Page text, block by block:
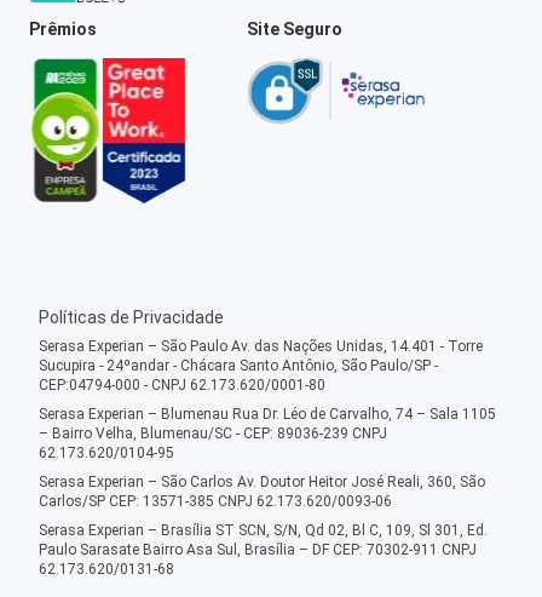
Prêmios Site Seguro
Políticas de Privacidade
Serasa Experian – São Paulo Av. das Nações Unidas, 14.401 - Torre
Sucupira - 24ºandar - Chácara Santo Antônio, São Paulo/SP -
CEP:04794-000 - CNPJ 62.173.620/0001-80
Serasa Experian – Blumenau Rua Dr. Léo de Carvalho, 74 – Sala 1105
– Bairro Velha, Blumenau/SC - CEP: 89036-239 CNPJ
62.173.620/0104-95
Serasa Experian – São Carlos Av. Doutor Heitor José Reali, 360, São
Carlos/SP CEP: 13571-385 CNPJ 62.173.620/0093-06
Serasa Experian – Brasília ST SCN, S/N, Qd 02, Bl C, 109, Sl 301, Ed.
Paulo Sarasate Bairro Asa Sul, Brasília – DF CEP: 70302-911 CNPJ
62.173.620/0131-68